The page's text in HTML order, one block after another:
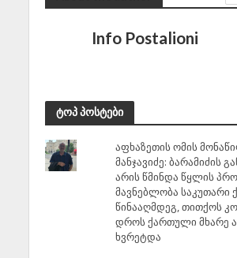
Info Postalioni
ტოპ პოსტები
აფხაზეთის ომის
მანჯავიძე: ბარამიძის
არის წმინდა წყლის
მავნებლობა საკუთარი
წინააღმდეგ, თითქოს
დროს ქართული მხარე
ხვრეტდა